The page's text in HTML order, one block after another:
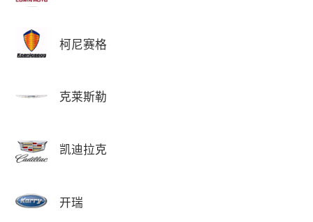
柯尼赛格
克莱斯勒
凯迪拉克
开瑞